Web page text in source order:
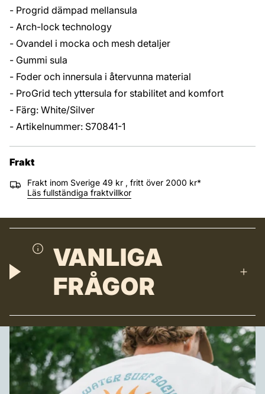
- Progrid dämpad mellansula
- Arch-lock technology
- Ovandel i mocka och mesh detaljer
- Gummi sula
- Foder och innersula i återvunna material
- ProGrid tech yttersula for stabilitet and komfort
- Färg: White/Silver
- Artikelnummer: S70841-1
Frakt
Frakt inom Sverige 49 kr , fritt över 2000 kr*
Läs fullständiga fraktvillkor
VANLIGA
FRÅGOR